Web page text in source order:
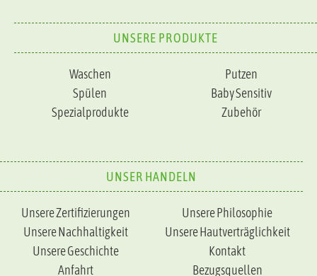
UNSERE PRODUKTE
Waschen
Putzen
Spülen
Baby Sensitiv
Spezialprodukte
Zubehör
UNSER HANDELN
Unsere Zertifizierungen
Unsere Philosophie
Unsere Nachhaltigkeit
Unsere Hautverträglichkeit
Unsere Geschichte
Kontakt
Anfahrt
Bezugsquellen